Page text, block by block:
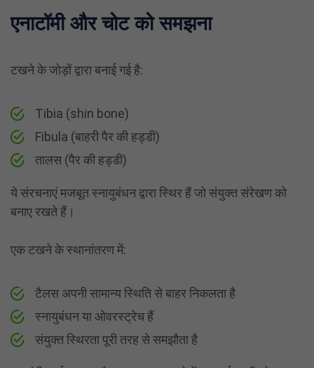
एनाटॉमी और चोट को समझना
टखने के जोड़ों द्वारा बनाई गई है:
Tibia (shin bone)
Fibula (बाहरी पैर की हड्डी)
तालस (पैर की हड्डी)
ये संरचनाएं मजबूत स्नायुबंधन द्वारा स्थिर हैं जो संयुक्त संरेखण को
बनाए रखते हैं।
एक टखने के स्थानांतरण में:
टैलस अपनी सामान्य स्थिति से बाहर निकलता है
स्नायुबंधन या ओवरस्ट्रेच हैं
संयुक्त स्थिरता पूरी तरह से समझौता है